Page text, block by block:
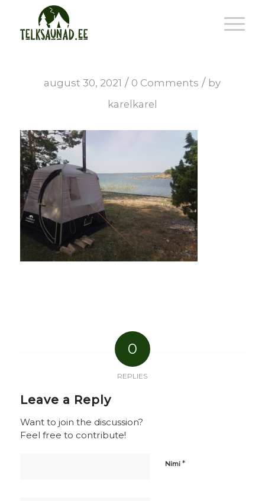
august 30, 2021 / 0 Comments / by
karelkarel
0
REPLIES
Leave a Reply
Want to join the discussion?
Feel free to contribute!
Nimi *